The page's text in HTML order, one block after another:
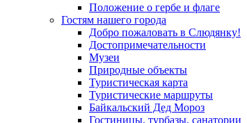
Положение о гербе и флаге
Гостям нашего города
Добро пожаловать в Слюдянку!
Достопримечательности
Музеи
Природные объекты
Туристическая карта
Туристические маршруты
Байкальский Дед Мороз
Гостиницы, турбазы, санатории